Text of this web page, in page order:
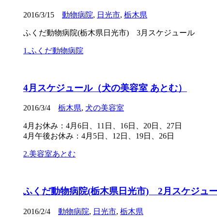
2016/3/15 動物病院, 日光市, 栃木県
ふくだ動物病院(栃木県日光市) 3月スケジュール
1.ふくだ動物病院
4月スケジュール（犬の美容室 あとむ）
2016/3/4 栃木県, 犬の美容室
4月お休み：4月6日、11日、16日、20日、27日
4月午後お休み：4月5日、12日、19日、26日
2.美容室あとむ
ふくだ動物病院(栃木県日光市) 2月スケジュー
2016/2/4 動物病院, 日光市, 栃木県